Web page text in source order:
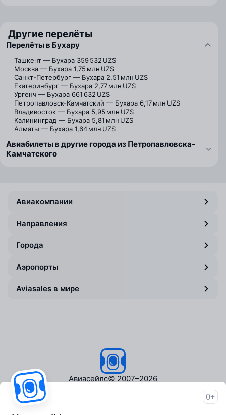
Другие перелёты
Перелёты в Бухару
Ташкент — Бухара 359 532 UZS
Москва — Бухара 1,75 млн UZS
Санкт-Петербург — Бухара 2,51 млн UZS
Екатеринбург — Бухара 2,77 млн UZS
Ургенч — Бухара 661 632 UZS
Петропавловск-Камчатский — Бухара 6,17 млн UZS
Владивосток — Бухара 5,95 млн UZS
Калининград — Бухара 5,81 млн UZS
Алматы — Бухара 1,64 млн UZS
Авиабилеты в другие города из Петропавловска-
Камчатского
Авиакомпании
Направления
Города
Аэропорты
Aviasales в мире
Авиасейлс© 2007–2026
0+